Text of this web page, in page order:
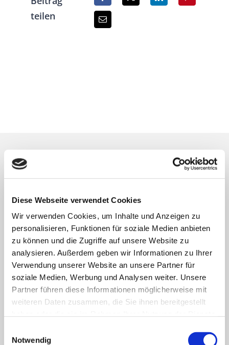
Diese Webseite verwendet Cookies
Wir verwenden Cookies, um Inhalte und Anzeigen zu
personalisieren, Funktionen für soziale Medien anbieten
zu können und die Zugriffe auf unsere Website zu
analysieren. Außerdem geben wir Informationen zu Ihrer
Verwendung unserer Website an unsere Partner für
soziale Medien, Werbung und Analysen weiter. Unsere
Partner führen diese Informationen möglicherweise mit
weiteren Daten zusammen, die Sie ihnen bereitgestellt
Notwendig
teilen
Goethestraße 19
58239 Schwerte
Telefon0 23 04 - 109 - 0
Telefax 0 23 04 - 109 - 207
E-Mailinfo@marien-kh.de
Schützenstraße 9
Telefax 0 23 04 - 202 - 109